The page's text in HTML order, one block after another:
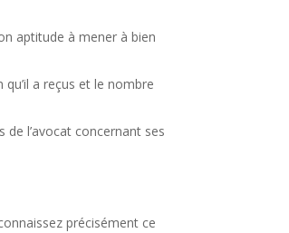
aptitude à mener à bien
a reçus et le nombre
de l’avocat concernant ses
précisément ce